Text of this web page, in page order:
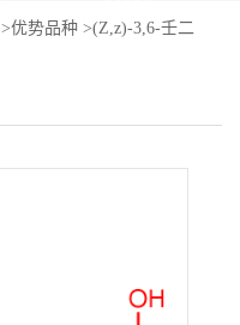
>优势品种 >(Z,z)-3,6-壬二